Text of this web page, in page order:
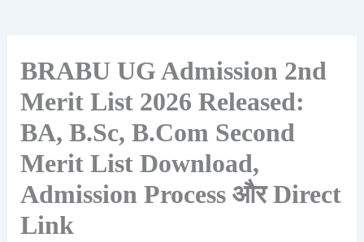
BRABU UG Admission 2nd
Merit List 2026 Released:
BA, B.Sc, B.Com Second
Merit List Download,
Admission Process और Direct
Link